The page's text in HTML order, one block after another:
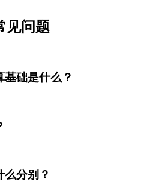
见问题
础是什么？
么分别？